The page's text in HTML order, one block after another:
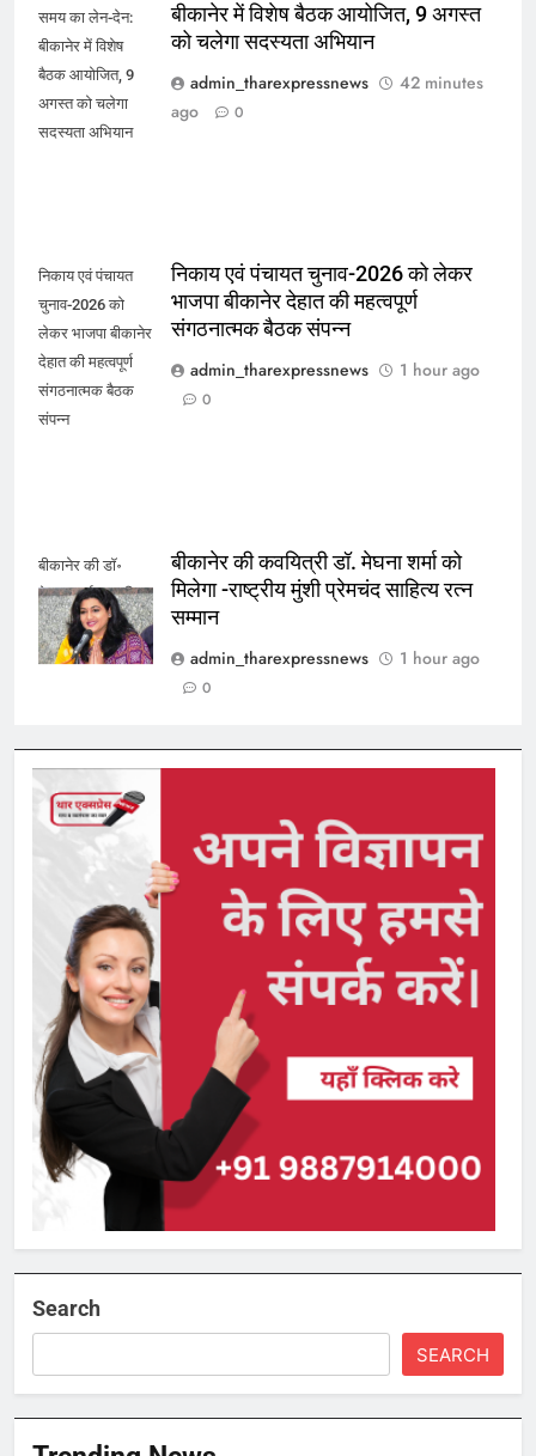
समय का लेन-देन:
बीकानेर में विशेष
बैठक आयोजित, 9
अगस्त को चलेगा
सदस्यता अभियान
बीकानेर में विशेष बैठक आयोजित, 9 अगस्त
को चलेगा सदस्यता अभियान
admin_tharexpressnews
42 minutes
ago
0
निकाय एवं पंचायत
चुनाव-2026 को
लेकर भाजपा बीकानेर
देहात की महत्वपूर्ण
संगठनात्मक बैठक
संपन्न
निकाय एवं पंचायत चुनाव-2026 को लेकर
भाजपा बीकानेर देहात की महत्वपूर्ण
संगठनात्मक बैठक संपन्न
admin_tharexpressnews
1 hour ago
0
बीकानेर की डॉ॰
मेघना शर्मा सम्मानित
बीकानेर की कवयित्री डॉ. मेघना शर्मा को
मिलेगा -राष्ट्रीय मुंशी प्रेमचंद साहित्य रत्न
सम्मान
admin_tharexpressnews
1 hour ago
0
Search
SEARCH